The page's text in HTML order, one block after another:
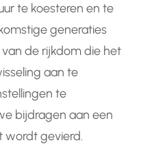
te koesteren en te
generaties
de rijkdom die het
aan te
te
bijdragen aan een
wordt gevierd.